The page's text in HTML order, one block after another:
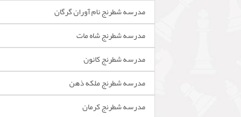
مدرسه شطرنج نام آوران گرگان
مدرسه شطرنج شاه مات
مدرسه شطرنج کانون
مدرسه شطرنج ملکه ذهن
مدرسه شطرنج کرمان